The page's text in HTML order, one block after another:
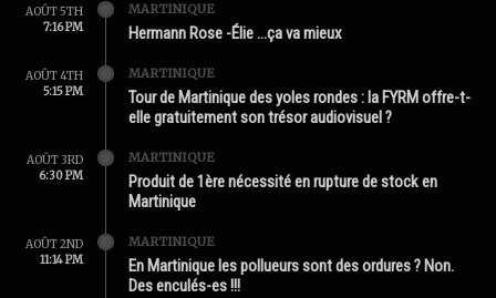
AOÛT 5TH
7:16 PM
MARTINIQUE
Hermann Rose -Élie …ça va mieux
AOÛT 4TH
5:15 PM
MARTINIQUE
Tour de Martinique des yoles rondes : la FYRM offre-t-
elle gratuitement son trésor audiovisuel ?
AOÛT 3RD
6:30 PM
MARTINIQUE
Produit de 1ère nécessité en rupture de stock en
Martinique
AOÛT 2ND
11:14 PM
MARTINIQUE
En Martinique les pollueurs sont des ordures ? Non.
Des enculés-es !!!